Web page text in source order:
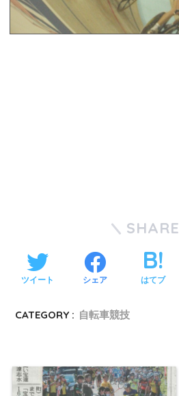
SHARE
ツイート シェア はてブ
CATEGORY : 自転車競技